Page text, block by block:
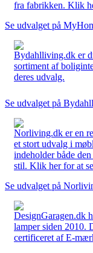
fra fabrikken. Klik
Se udvalget på
Bydahlliving.dk er
sortiment af
deres udvalg.
Se udvalget på
Norliving.dk er en
et stort udvalg i
indeholder både
stil. Klik her for at
Se udvalget på
DesignGaragen.dk
lamper siden 2010.
certificeret af E-